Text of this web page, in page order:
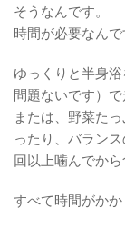
そうなんです。
時間が必要なんで
ゆっくりと半身
問題ないです）
または、野菜た
ったり、バラン
回以上噛んでから
すべて時間がかか